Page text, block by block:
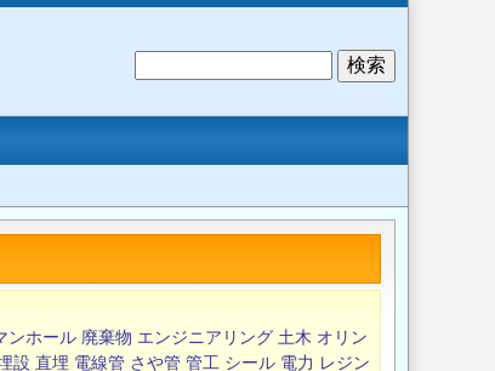
ンホール 廃棄物 エンジニアリング 土木 オリン
設 直埋 電線管 さや管 管工 シール 電力 レジン